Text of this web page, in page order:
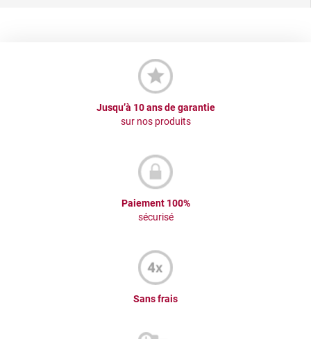
Jusqu’à 10 ans de garantie
sur nos produits
Paiement 100%
sécurisé
Sans frais